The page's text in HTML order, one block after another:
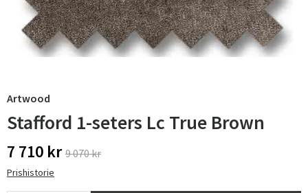
Artwood
Stafford 1-seters Lc True Brown
7 710 kr 9 070 kr
Prishistorie